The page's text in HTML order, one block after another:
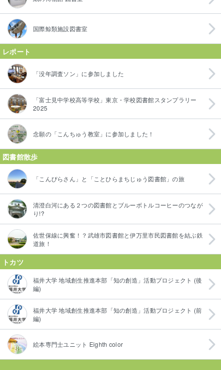
国際鯨類施設図書室
レポート
「没年調査ソン」に参加しました
「富士見中学校高等学校」東京・学校図書館スタンプラリー
2025
念願の「こんちゅう教室」に参加しました！
図書館散歩
「こんぴらさん」と「ことひらまちじゅう図書館」の旅
清澄白河にある２つの図書館とブルーボトルコーヒーのつなが
り!?
佐世保線に興奮！？武雄市図書館と伊万里市民図書館を結ぶ鉄
道旅！
トカツ
福井大学 地域創生推進本部「知の創造」活動プロジェクト (後
編)
福井大学 地域創生推進本部「知の創造」活動プロジェクト (前
編)
絵本専門士ユニット Eighth color